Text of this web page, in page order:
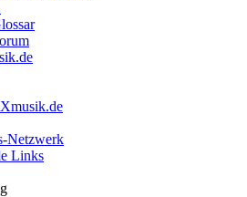
Netzwerk
Links